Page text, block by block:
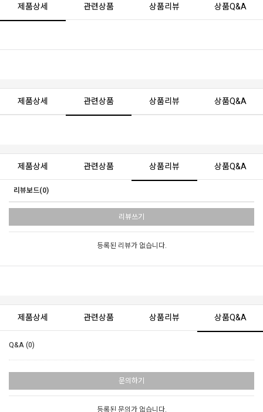
제품상세 관련상품 상품리뷰 상품Q&A
제품상세 관련상품 상품리뷰 상품Q&A
제품상세 관련상품 상품리뷰 상품Q&A
리뷰보드(0)
리뷰쓰기
등록된 리뷰가 없습니다.
제품상세 관련상품 상품리뷰 상품Q&A
Q&A (0)
문의하기
등록된 문의가 없습니다.